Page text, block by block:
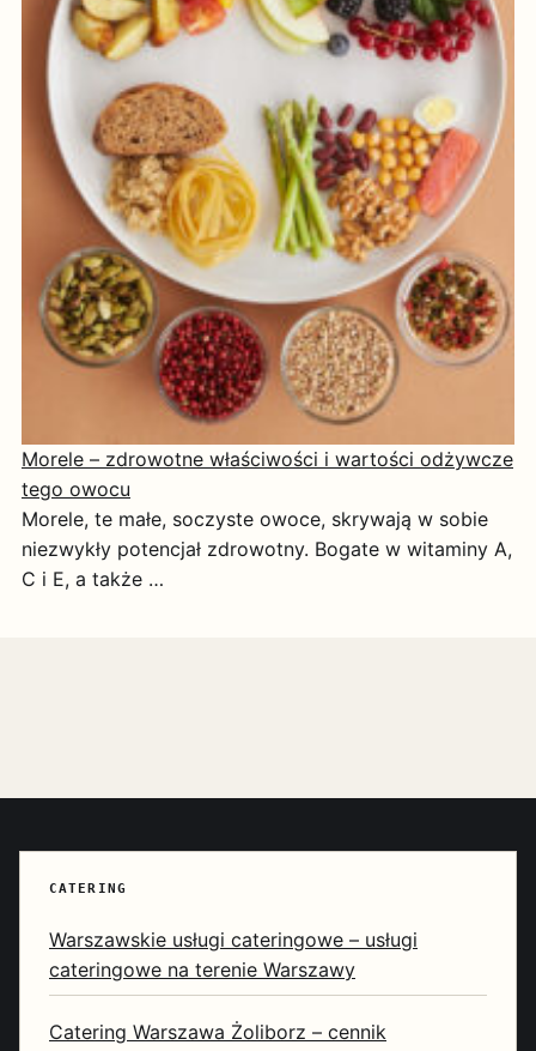
Morele – zdrowotne właściwości i wartości odżywcze
tego owocu
Morele, te małe, soczyste owoce, skrywają w sobie
niezwykły potencjał zdrowotny. Bogate w witaminy A,
C i E, a także …
CATERING
Warszawskie usługi cateringowe – usługi
cateringowe na terenie Warszawy
Catering Warszawa Żoliborz – cennik